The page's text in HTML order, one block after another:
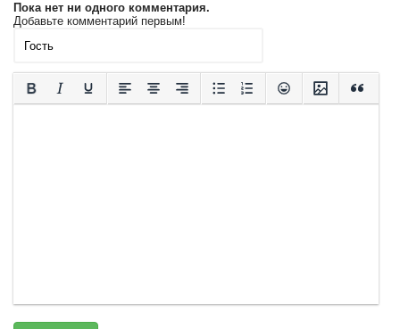
Пока нет ни одного комментария.
Добавьте комментарий первым!